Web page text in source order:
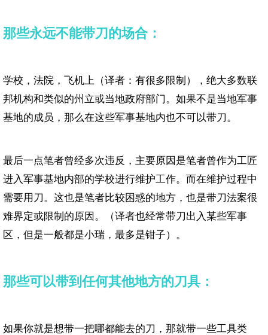
那些永远不能带刀的场合：
学校，法院，飞机上（译者：有很多限制），绝大多数联
邦机构和类似的州立或当地政府部门。如果不是当地军事
基地的成员，那么在这些军事基地内也不可以带刀。
最后一点笔者曾经多次违反，主要原因是笔者曾作为工匠
进入军事基地内部的学校进行维护工作。而在维护过程中
需要用刀。这也是笔者比较困惑的地方，也是带刀法案很
难界定或限制的原因。（译者也经常带刀出入某些军事
区，但是一般都是小瑞，最多是钳子）。
那些可以带到任何其他地方的刀具：
如果你就是想带一把哪都能去的刀，那就带一些工具类